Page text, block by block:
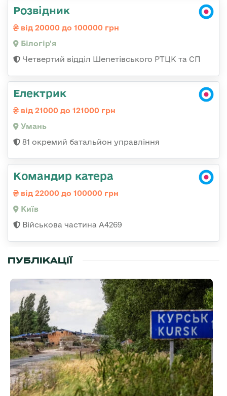
Розвідник
від 20000 до 100000 грн
Білогір'я
Четвертий відділ Шепетівського РТЦК та СП
Електрик
від 21000 до 121000 грн
Умань
81 окремий батальйон управління
Командир катера
від 22000 до 100000 грн
Київ
Військова частина А4269
ПУБЛІКАЦІЇ